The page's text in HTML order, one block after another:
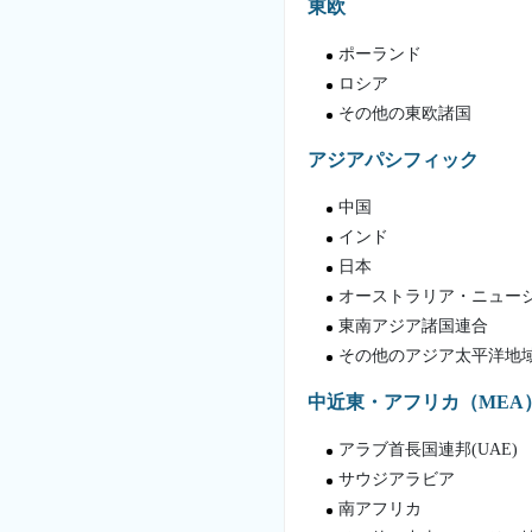
東欧
ポーランド
ロシア
その他の東欧諸国
アジアパシフィック
中国
インド
日本
オーストラリア・ニュー
東南アジア諸国連合
その他のアジア太平洋地
中近東・アフリカ（MEA）
アラブ首長国連邦(UAE)
サウジアラビア
南アフリカ